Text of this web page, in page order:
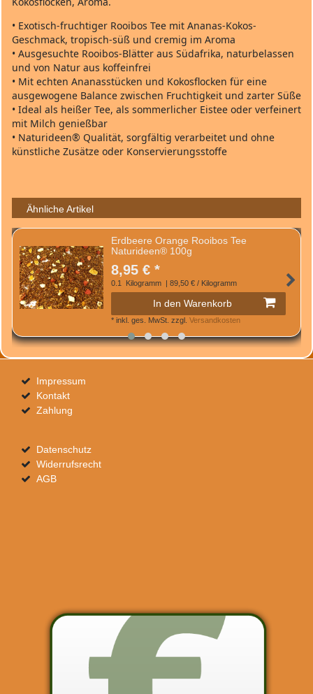
• Exotisch-fruchtiger Rooibos Tee mit Ananas-Kokos-
Geschmack, tropisch-süß und cremig im Aroma
• Ausgesuchte Rooibos-Blätter aus Südafrika, naturbelassen
und von Natur aus koffeinfrei
• Mit echten Ananasstücken und Kokosflocken für eine
ausgewogene Balance zwischen Fruchtigkeit und zarter Süße
• Ideal als heißer Tee, als sommerlicher Eistee oder verfeinert
mit Milch genießbar
• Naturideen® Qualität, sorgfältig verarbeitet und ohne
künstliche Zusätze oder Konservierungsstoffe
Ähnliche Artikel
Erdbeere Orange Rooibos Tee
Naturideen® 100g
8,95 € *
0.1 Kilogramm | 89,50 € / Kilogramm
In den Warenkorb
* inkl. ges. MwSt. zzgl. Versandkosten
Impressum
Kontakt
Zahlung
Datenschutz
Widerrufsrecht
AGB